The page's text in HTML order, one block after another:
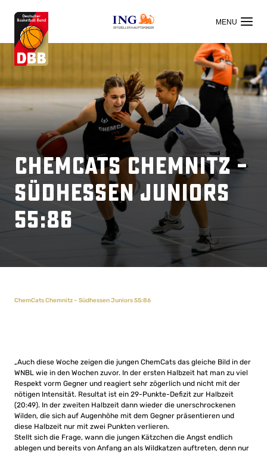
OFFIZIELLER HAUPTSPONSOR
ChemCats Chemnitz –
Südhessen Juniors
55:86
ChemCats Chemnitz – Südhessen Juniors 55:86
„Auch diese Woche zeigen die jungen ChemCats das gleiche Bild in der
WNBL wie in den Wochen zuvor. In der ersten Halbzeit hat man zu viel
Respekt vorm Gegner und reagiert sehr zögerlich und nicht mit der
nötigen Intensität. Resultat ist ein 29-Punkte-Defizit zur Halbzeit
(20:49). In der zweiten Halbzeit dann wieder die unerschrockenen
Wilden, die sich auf Augenhöhe mit dem Gegner präsentieren und
diese Halbzeit nur mit zwei Punkten verlieren.
Stellt sich die Frage, wann die jungen Kätzchen die Angst endlich
ablegen und bereits von Anfang an als Wildkatzen auftreten, denn nur